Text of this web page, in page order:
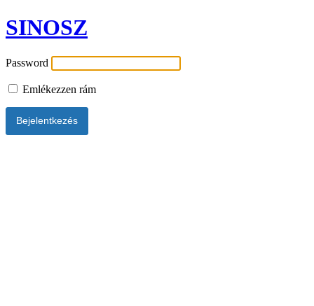
SINOSZ
Password
Emlékezzen rám